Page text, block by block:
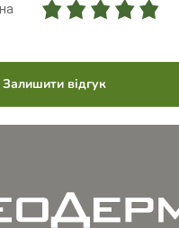
Залишити відгук